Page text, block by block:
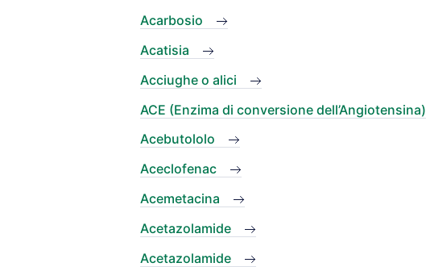
Acarbosio
Acatisia
Acciughe o alici
ACE (Enzima di conversione dell’Angiotensina)
Acebutololo
Aceclofenac
Acemetacina
Acetazolamide
Acetazolamide